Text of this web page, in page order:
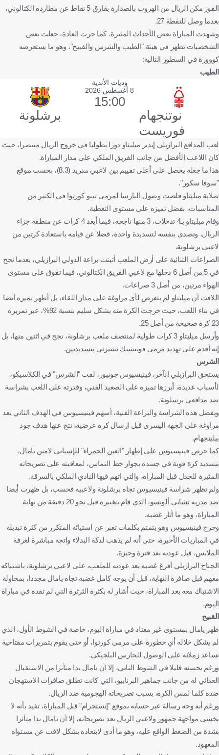
الفوز مكن الريال من الهروب بالصدارة بفارق 5 نقاط عن مطارده الكتالوني،
بعدما وصل للنقطة 27.
وشهدت المباراة بعض الأحداث المثيرة، كما جرت العادة، جعلت بعض
الشخصيات تظهر في هيئة "الطيب والشرس والقبيح"، وهو ما يستعرضه
كووورة في السطور التالية:
الطيب
وديات الأندية
نوتنجهام
فوريست
8 أغسطس 2026
15:00
برشلونة
لعب المدافع البرازيلي إيدير ميليتاو دورا بطوليا في خروج الريال منتصرا، حيث
كان اللاعب الأفضل من جانب الفريق الملكي على مدار المباراة.
هذا ما جعله يحصل على أعلى تقييم بين لاعبي مدريد (8.3)، بحسب موقع
"سوفا سكور".
صلابة ميليتاو قلصت وصول البارسا لمرمى تيبو كورتوا في الكثير من
المناسبات، بفضل تميزه على مستوى التغطية.
وقام ميليتاو بـ4 تدخلات، 3 منها ناجحة، فيما أبعد 4 كرات عن منطقة جزاء
الريال، وتصدى بنفسه لتسديدة واحدة، فضلا عن قيامه باستعادة كرتين من
لاعبي برشلونة.
الصراعات الثنائية على أرض الملعب أثبتت براعة الدولي البرازيلي، بعدما نجح
في 5 من أصل 6 دخلها مع لاعبي الفريق الكتالوني، فيما تفوق على مستوى
الهواء مرتين، من أصل 3 صراعات.
اللافت أن ميليتاو لم يتعرض لأي مراوغة على مدار اللقاء، بل أظهر تميزه أيضا
في بناء اللعب، حيث خرجت الكرة منه بشكل سليم بنسبة 92%، عبر تمريره
23 كرة صحيحة من أصل 25.
وأرسل ميليتاو 3 كرات طولية لمنتصف ملعب برشلونة، نجح في اثنين منها، بل
إنه أقدم على تهديد مرمى فويتشيك تشيزني بتسديدتين.
الشرس
يستحق البرازيلي الآخر، فينيسيوس جونيور، لقب "الشرس" في الكلاسيكو،
لأسباب عديدة، أبرزها تميزه على الصعيد الفني، وقدرته على اللعب بشراسة
ضد مدافعي برشلونة.
وبفضل هذه الشراسة والبراعة الفنية، أسهم فينيسيوس في الهدف الثاني بعد
مراوغة على الجهة اليسرى قبل إرسال كرة عرضية، نتج عنها هدف جود
بيلينجهام.
كما حرص فينيسيوس على إظهار "العين الحمراء" للإسباني لامين يامال،
بتسديد كرة قوية في جسده بجوار خط التماس، لمعاقبته على تصريحاته
المثيرة للجدل قبل المباراة، والتي اتهم فيها النادي الملكي بالسرقة.
ولم تظهر شراسة فينيسيوس تجاه برشلونة ولاعبيه فحسب، بل ظهرت أيضا
ضد مدربه تشابي ألونسو، الذي قام بتغييره قبل نحو 20 دقيقة من نهاية
المباراة، وهو ما أثار غضبه.
وخرج فينيسيوس وهو يتمتم بكلمات تعبر عن استيائه المتكرر من كثرة تبديله
في المباريات الأخيرة، حتى أنه لم يذهب لدكة البدلاء واتجه مباشرة لغرفة
الملابس، قبل عودته بعد فترة وجيزة.
الجناح البرازيلي أفرغ غضبه بعد عودته للملعب، على لاعبي برشلونة، باشتباكه
معهم قبل صافرة النهاية، قبل أن يوجه كامل غضبه تجاه يامال مجددا، بمحاولة
الاشتباك معه بعد المباراة، حيث أشار له بكثرة الثرثرة التي لم تفده في مباراة
اليوم.
القبيح
ظهر يامال بمستوى غير معتاد في مباراة اليوم، خاصة في الشوط الأول، الذي
لم يشكل خلاله أي خطورة على مرمى كورتوا، أو حتى يقوم بتمريرات مفتاحية
تساعد زملائه على الوصول للحارس البلجيكي.
ورغم تحسنه قليلا في الشوط الثاني، إلا أن يامال بدا متأثرا من الاستقبال
العدائي له من جانب جماهير البرنابيو، التي كانت تطلق صافرات الاستهجان
ضده كلما لمس الكرة، بسبب تصريحاته الهجومية ضد الريال.
ورغم أنه وجه رسالة عبر حسابه بموقع "إنستجرام" قبل المباراة، تفيد بأنه لا
يخشى مواجهة جمهور ولاعبي الريال بعد تصريحاته، إلا أن يامال بدا متأثرا
بشدة من الضغط الواقع عليه، وهو ما أدى لابتعاده بشكل لافت عن مستواه
المعهود.